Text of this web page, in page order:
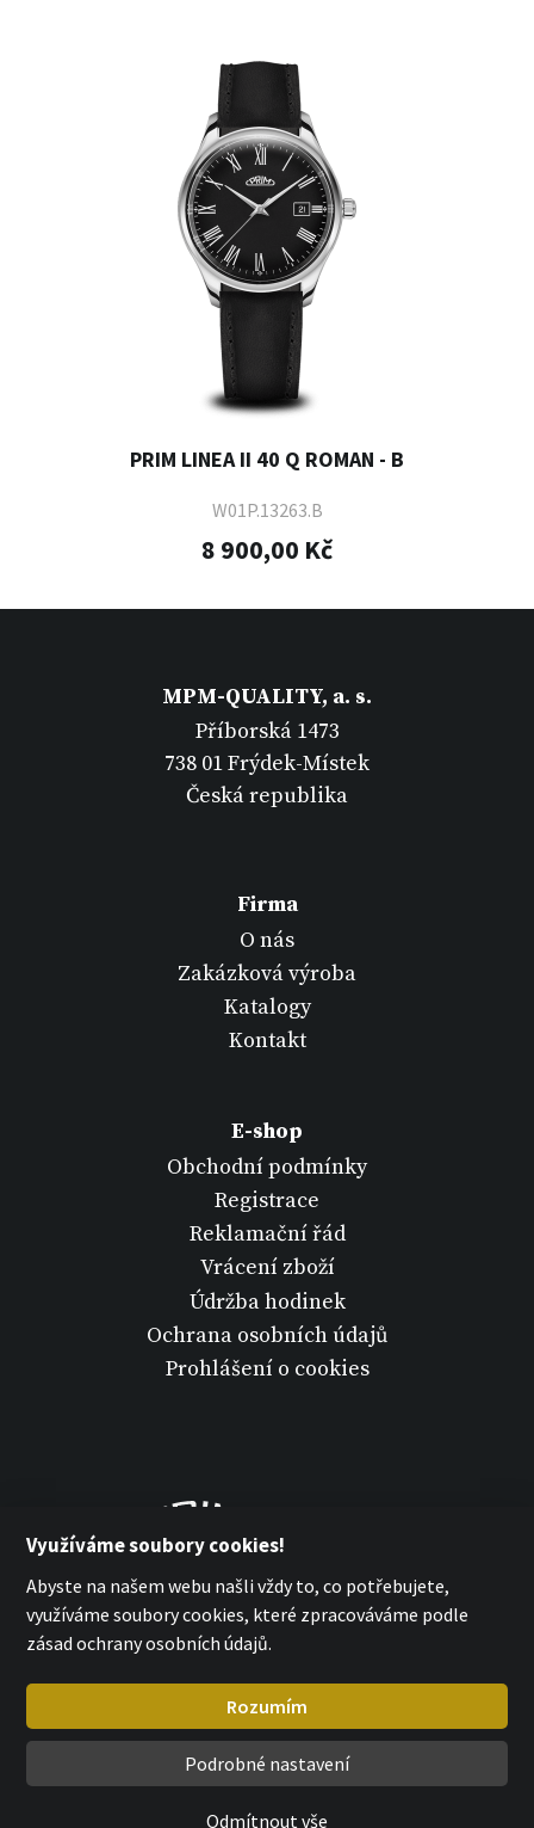
PRIM LINEA II 40 Q ROMAN - B
W01P.13263.B
8 900,00 Kč
MPM-QUALITY, a. s.
Příborská 1473
738 01 Frýdek-Místek
Česká republika
Firma
O nás
Zakázková výroba
Katalogy
Kontakt
E-shop
Obchodní podmínky
Registrace
Reklamační řád
Vrácení zboží
Údržba hodinek
Ochrana osobních údajů
Prohlášení o cookies
MPM Quality 2026
Využíváme soubory cookies!
Abyste na našem webu našli vždy to, co potřebujete,
využíváme soubory cookies, které zpracováváme podle
zásad ochrany osobních údajů.
Rozumím
Podrobné nastavení
Odmítnout vše